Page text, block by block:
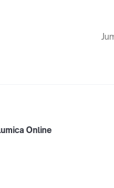
Online